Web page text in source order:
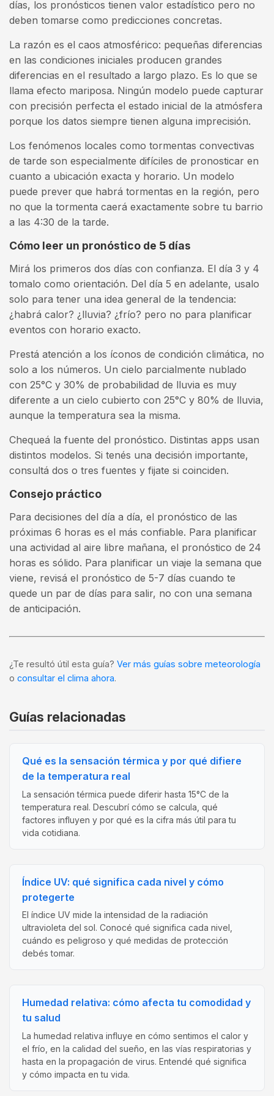
días, los pronósticos tienen valor estadístico pero no
deben tomarse como predicciones concretas.
La razón es el caos atmosférico: pequeñas diferencias
en las condiciones iniciales producen grandes
diferencias en el resultado a largo plazo. Es lo que se
llama efecto mariposa. Ningún modelo puede capturar
con precisión perfecta el estado inicial de la atmósfera
porque los datos siempre tienen alguna imprecisión.
Los fenómenos locales como tormentas convectivas
de tarde son especialmente difíciles de pronosticar en
cuanto a ubicación exacta y horario. Un modelo
puede prever que habrá tormentas en la región, pero
no que la tormenta caerá exactamente sobre tu barrio
a las 4:30 de la tarde.
Cómo leer un pronóstico de 5 días
Mirá los primeros dos días con confianza. El día 3 y 4
tomalo como orientación. Del día 5 en adelante, usalo
solo para tener una idea general de la tendencia:
¿habrá calor? ¿lluvia? ¿frío? pero no para planificar
eventos con horario exacto.
Prestá atención a los íconos de condición climática, no
solo a los números. Un cielo parcialmente nublado
con 25°C y 30% de probabilidad de lluvia es muy
diferente a un cielo cubierto con 25°C y 80% de lluvia,
aunque la temperatura sea la misma.
Chequeá la fuente del pronóstico. Distintas apps usan
distintos modelos. Si tenés una decisión importante,
consultá dos o tres fuentes y fijate si coinciden.
Consejo práctico
Para decisiones del día a día, el pronóstico de las
próximas 6 horas es el más confiable. Para planificar
una actividad al aire libre mañana, el pronóstico de 24
horas es sólido. Para planificar un viaje la semana que
viene, revisá el pronóstico de 5-7 días cuando te
quede un par de días para salir, no con una semana
de anticipación.
¿Te resultó útil esta guía? Ver más guías sobre meteorología
o consultar el clima ahora.
Guías relacionadas
Qué es la sensación térmica y por qué difiere
de la temperatura real
La sensación térmica puede diferir hasta 15°C de la
temperatura real. Descubrí cómo se calcula, qué
factores influyen y por qué es la cifra más útil para tu
vida cotidiana.
Índice UV: qué significa cada nivel y cómo
protegerte
El índice UV mide la intensidad de la radiación
ultravioleta del sol. Conocé qué significa cada nivel,
cuándo es peligroso y qué medidas de protección
debés tomar.
Humedad relativa: cómo afecta tu comodidad y
tu salud
La humedad relativa influye en cómo sentimos el calor y
el frío, en la calidad del sueño, en las vías respiratorias y
hasta en la propagación de virus. Entendé qué significa
y cómo impacta en tu vida.